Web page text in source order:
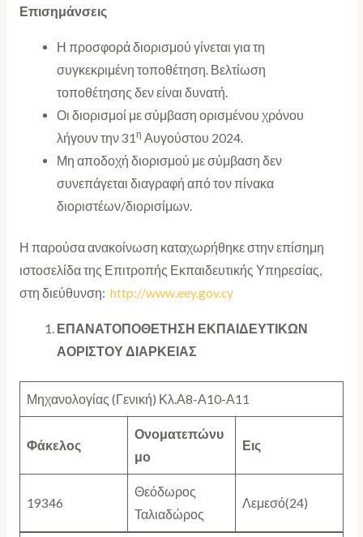
Επισημάνσεις
Η προσφορά διορισμού γίνεται για τη
συγκεκριμένη τοποθέτηση. Βελτίωση
τοποθέτησης δεν είναι δυνατή.
Οι διορισμοί με σύμβαση ορισμένου χρόνου
λήγουν την 31η Αυγούστου 2024.
Μη αποδοχή διορισμού με σύμβαση δεν
συνεπάγεται διαγραφή από τον πίνακα
διοριστέων/διορισίμων.
Η παρούσα ανακοίνωση καταχωρήθηκε στην επίσημη
ιστοσελίδα της Επιτροπής Εκπαιδευτικής Υπηρεσίας,
στη διεύθυνση: http://www.eey.gov.cy
ΕΠΑΝΑΤΟΠΟΘΕΤΗΣΗ ΕΚΠΑΙΔΕΥΤΙΚΩΝ
ΑΟΡΙΣΤΟΥ ΔΙΑΡΚΕΙΑΣ
Μηχανολογίας (Γενική) Κλ.Α8-Α10-Α11
Φάκελος
Ονοματεπώνυ
μο
Εις
19346
Θεόδωρος
Ταλιαδώρος
Λεμεσό(24)